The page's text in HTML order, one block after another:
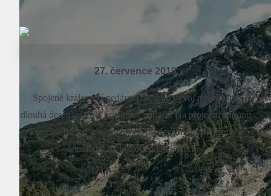
27. července 2018
Spojené království nedávno ohlásilo vývoj nového, za
dlouhá desetiletí čistě britského, stíhače. Na projektu letounu
Tempest budou spolupracovat především britské firmy a
letadlo by mělo sloužit jak v RAF...